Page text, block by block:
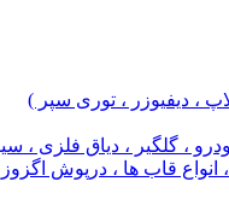
، دیفیوزر ، توری سپر )
، گلگیر ، دیاق فلزی ،
، انواع قاب ها ، درپوش